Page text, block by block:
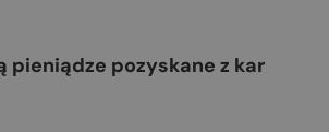
pieniądze pozyskane z kar